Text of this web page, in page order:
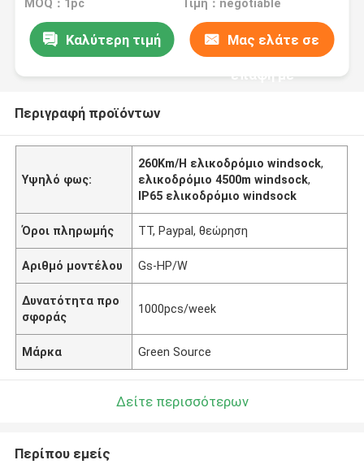
MOQ：1pc Τιμή：negotiable
Καλύτερη τιμή Μας ελάτε σε
επαφή με
Περιγραφή προϊόντων
Υψηλό φως:
260Km/H ελικοδρόμιο windsock,
ελικοδρόμιο 4500m windsock,
IP65 ελικοδρόμιο windsock
Όροι πληρωμής TT, Paypal, θεώρηση
Αριθμό μοντέλου Gs-HP/W
Δυνατότητα προ
σφοράς
1000pcs/week
Μάρκα Green Source
Δείτε περισσότερων
Περίπου εμείς